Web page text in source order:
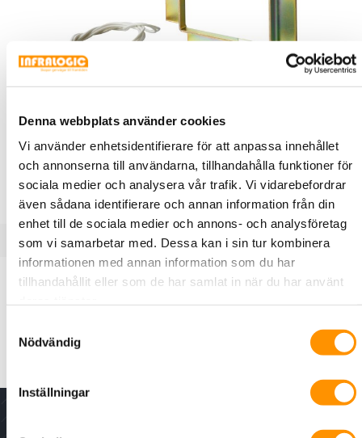
Denna webbplats använder cookies
Vi använder enhetsidentifierare för att anpassa innehållet
och annonserna till användarna, tillhandahålla funktioner för
sociala medier och analysera vår trafik. Vi vidarebefordrar
även sådana identifierare och annan information från din
enhet till de sociala medier och annons- och analysföretag
som vi samarbetar med. Dessa kan i sin tur kombinera
informationen med annan information som du har
tillhandahållit eller som de har samlat in när du har använt
Nödvändig
Inställningar
E63 310 48
SPCY130.000 Bortbrytningsskydd för
SPC centralapparat
SPCY130.000 Bortbrytningsskydd för SPC
Produktbeskrivning Specifikationer
SPC Y130 är ett sabotagekit för att göra SPC-centralerna